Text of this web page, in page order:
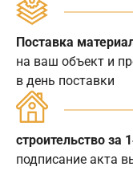
Поставка
на ваш объект и
в день поставки
строительство за
подписание акта